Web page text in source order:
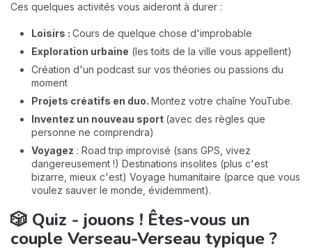
Ces quelques activités vous aideront à durer :
Loisirs : Cours de quelque chose d'improbable
Exploration urbaine (les toits de la ville vous appellent)
Création d'un podcast sur vos théories ou passions du
moment
Projets créatifs en duo. Montez votre chaîne YouTube.
Inventez un nouveau sport (avec des règles que
personne ne comprendra)
Voyagez : Road trip improvisé (sans GPS, vivez
dangereusement !) Destinations insolites (plus c'est
bizarre, mieux c'est) Voyage humanitaire (parce que vous
voulez sauver le monde, évidemment).
🎲 Quiz - jouons ! Êtes-vous un
couple Verseau-Verseau typique ?